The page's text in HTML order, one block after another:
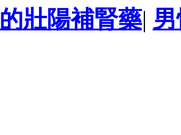
的壯陽補腎藥|